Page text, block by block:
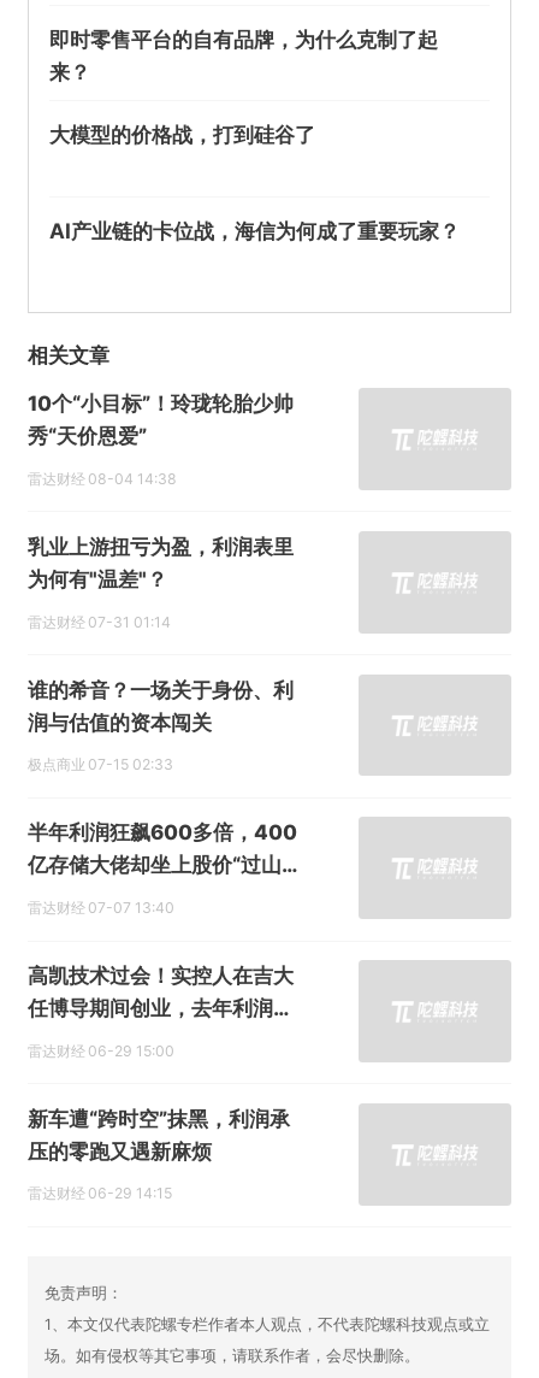
即时零售平台的自有品牌，为什么克制了起
来？
大模型的价格战，打到硅谷了
AI产业链的卡位战，海信为何成了重要玩家？
相关文章
10个“小目标”！玲珑轮胎少帅
秀“天价恩爱”
雷达财经 08-04 14:38
乳业上游扭亏为盈，利润表里
为何有"温差"？
雷达财经 07-31 01:14
谁的希音？一场关于身份、利
润与估值的资本闯关
极点商业 07-15 02:33
半年利润狂飙600多倍，400
亿存储大佬却坐上股价“过山
车”
雷达财经 07-07 13:40
高凯技术过会！实控人在吉大
任博导期间创业，去年利润增
速下降
雷达财经 06-29 15:00
新车遭“跨时空”抹黑，利润承
压的零跑又遇新麻烦
雷达财经 06-29 14:15
免责声明：
1、本文仅代表陀螺专栏作者本人观点，不代表陀螺科技观点或立
场。如有侵权等其它事项，请联系作者，会尽快删除。